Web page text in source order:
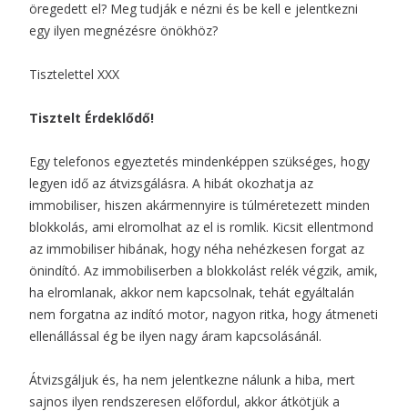
öregedett el? Meg tudják e nézni és be kell e jelentkezni
egy ilyen megnézésre önökhöz?
Tisztelettel XXX
Tisztelt Érdeklődő!
Egy telefonos egyeztetés mindenképpen szükséges, hogy
legyen idő az átvizsgálásra. A hibát okozhatja az
immobiliser, hiszen akármennyire is túlméretezett minden
blokkolás, ami elromolhat az el is romlik. Kicsit ellentmond
az immobiliser hibának, hogy néha nehézkesen forgat az
önindító. Az immobiliserben a blokkolást relék végzik, amik,
ha elromlanak, akkor nem kapcsolnak, tehát egyáltalán
nem forgatna az indító motor, nagyon ritka, hogy átmeneti
ellenállással ég be ilyen nagy áram kapcsolásánál.
Átvizsgáljuk és, ha nem jelentkezne nálunk a hiba, mert
sajnos ilyen rendszeresen előfordul, akkor átkötjük a